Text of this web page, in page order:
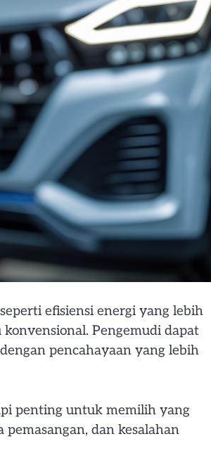
efisiensi energi yang lebih
Pengemudi dapat
pencahayaan yang lebih
penting untuk memilih yang
dan kesalahan